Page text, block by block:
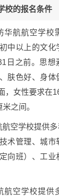
校的报名条件
华航航空学校
中以上的文化
日之前。思想
肤色好、身
，女性要求在
之间。
航空学校提供
术管理、城
向班）、工业
航空学校提供